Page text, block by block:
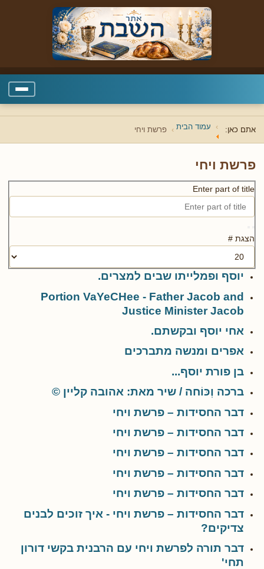
אתם כאן: עמוד הבית פרשת ויחי
פרשת ויחי
Enter part of title
הצגת #
יוסף ופמלייתו שבים למצרים.
Portion VaYeCHee - Father Jacob and
Justice Minister Jacob
אחי יוסף ובקשתם.
אפרים ומנשה מתברכים
בן פורת יוסף...
ברכה וְכּוֹחה / שיר מאת: אהובה קליין ©
דבר החסידות – פרשת ויחי
דבר החסידות – פרשת ויחי
דבר החסידות – פרשת ויחי
דבר החסידות – פרשת ויחי
דבר החסידות – פרשת ויחי
דבר החסידות – פרשת ויחי - איך זוכים לבנים
צדיקים?
דבר תורה לפרשת ויחי עם הרבנית בקשי דורון
תחי'